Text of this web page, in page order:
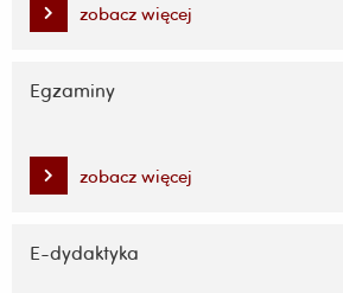
zobacz więcej
Egzaminy
zobacz więcej
E-dydaktyka